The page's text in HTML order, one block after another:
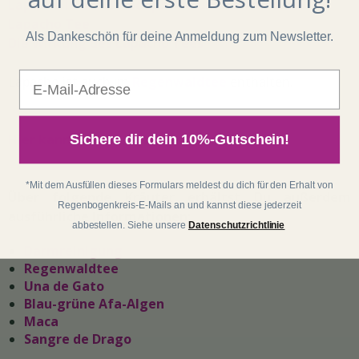
Lapacho in der Homöopathie und Tiermedizin
Die Wirkung des Lapacho Tees
Lapacho ist auch im
Hier kannst Du Lapacho Tee bestellen>>
Über folgende Kräuter erhältst Du außerdem
Regenwaldtee
Una de Gato
Blau-grüne Afa-Algen
Maca
Sangre de Drago
Als Dankeschön für deine Anmeldung zum Newsletter.
Sichere dir dein 10%-Gutschein!
*Mit dem Ausfüllen dieses Formulars meldest du dich für den Erhalt von
Regenbogenkreis-E-Mails an und kannst diese jederzeit
abbestellen. Siehe unsere Datenschutzrichtlinie